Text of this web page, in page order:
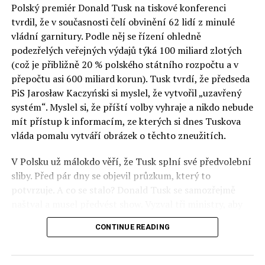
Otázky spojené s vývojem umělé inteligence budou na
fóru AI zvláště diskutovanou oblastí. Fórum AI bude
zahrnovat vyhrazenou tematickou trať skládající se z
panelů, prezentací, workshopů a speciálních akcí.
Budou diskutovány klíčové otázky vlivu umělé
inteligence ve společnosti, ale i v sektoru veřejných a
komerčních služeb. Budou se diskutovat problémy a
výzvy, kterým bude muset trh čelit tváří v tvář zásadním
technologickým změnám. Účastníci fóra také zváží, do
technologií umělé inteligence v mnoha oblastech života
umožní Evropské unii obnovit konkurenceschopnost ve
vztahu ke globálním ekonomikám a nutnosti zajistit
Polský premiér Donald Tusk na tiskové konferenci
tvrdil, že v současnosti čelí obvinění 62 lidí z minulé
vládní garnitury. Podle něj se řízení ohledně
podezřelých veřejných výdajů týká 100 miliard zlotých
(což je přibližně 20 % polského státního rozpočtu a v
přepočtu asi 600 miliard korun). Tusk tvrdí, že předseda
PiS Jarosław Kaczyński si myslel, že vytvořil „uzavřený
systém“. Myslel si, že příští volby vyhraje a nikdo nebude
mít přístup k informacím, ze kterých si dnes Tuskova
vláda pomalu vytváří obrázek o těchto zneužitích.
V Polsku už málokdo věří, že Tusk splní své předvolební
sliby. Před pár dny se objevil průzkum, který to
potvrzuje. A co se stalo? Donald Tusk se samozřejmě
před kamerami podepsali dohodu o stíhání členů PiS, a
ti poslušně ono divadlo předvedli. Andrzej Domański
CONTINUE READING